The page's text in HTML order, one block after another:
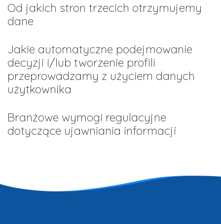
Od jakich stron trzecich otrzymujemy
dane
Jakie automatyczne podejmowanie
decyzji i/lub tworzenie profili
przeprowadzamy z użyciem danych
użytkownika
Branżowe wymogi regulacyjne
dotyczące ujawniania informacji